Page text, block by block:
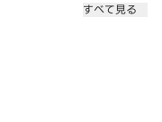
すべて見る